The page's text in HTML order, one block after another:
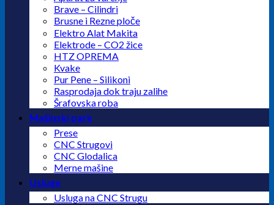
Brave – Cilindri
Brusne i Rezne ploče
Elektro Alat Makita
Elektrode – CO2 žice
HTZ OPREMA
Kvake
Pur Pene – Silikoni
Rasprodaja dok traju zalihe
Šrafovska roba
Mašinski park
Prese
CNC Strugovi
CNC Glodalica
Merne mašine
Usluge
Usluga na CNC Strugu